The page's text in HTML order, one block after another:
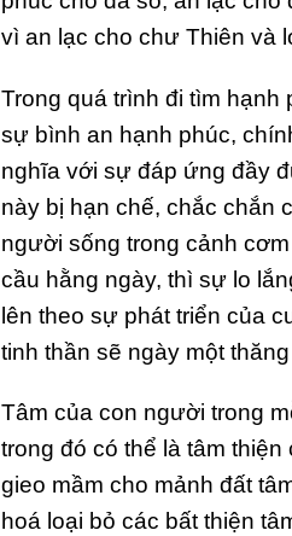
vì an lạc cho chư Thiên và
Trong quá trình đi tìm hạnh
sự bình an hạnh phúc,
nghĩa với sự đáp ứng đầy
này bị hạn chế, chắc chắn
người sống trong cảnh
cầu hằng ngày, thì sự lo
lên theo sự phát triển của
tinh thần sẽ ngày một
Tâm của con người trong
trong đó có thể là tâm
gieo mầm cho mảnh đất
hoá loại bỏ các bất thiện